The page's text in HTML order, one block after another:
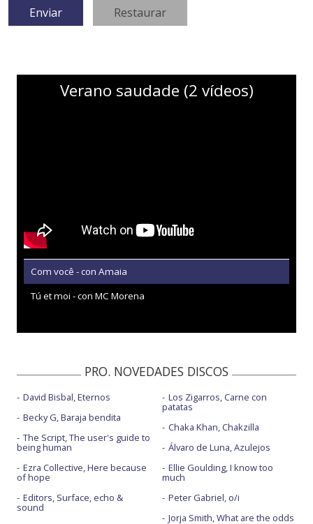
Verano saudade (2 vídeos)
Com você - con Amaia
Tú et moi - con MC Morena
PRO. NOVEDADES DISCOS
David Bisbal, Eternos
Becky G, Baraja bendita
The Script, The user's guide to
being human
Ezra Collective, Here because
of hope
Editors, Surface, echo &
sound
Los Zigarros, Carne con
patatas
Chaka Khan, Chakzilla
Álvaro de Luna, Azulejos
Ellie Goulding, I know too
much
Peter Gabriel, o/i
Jorja Smith, What are the odds